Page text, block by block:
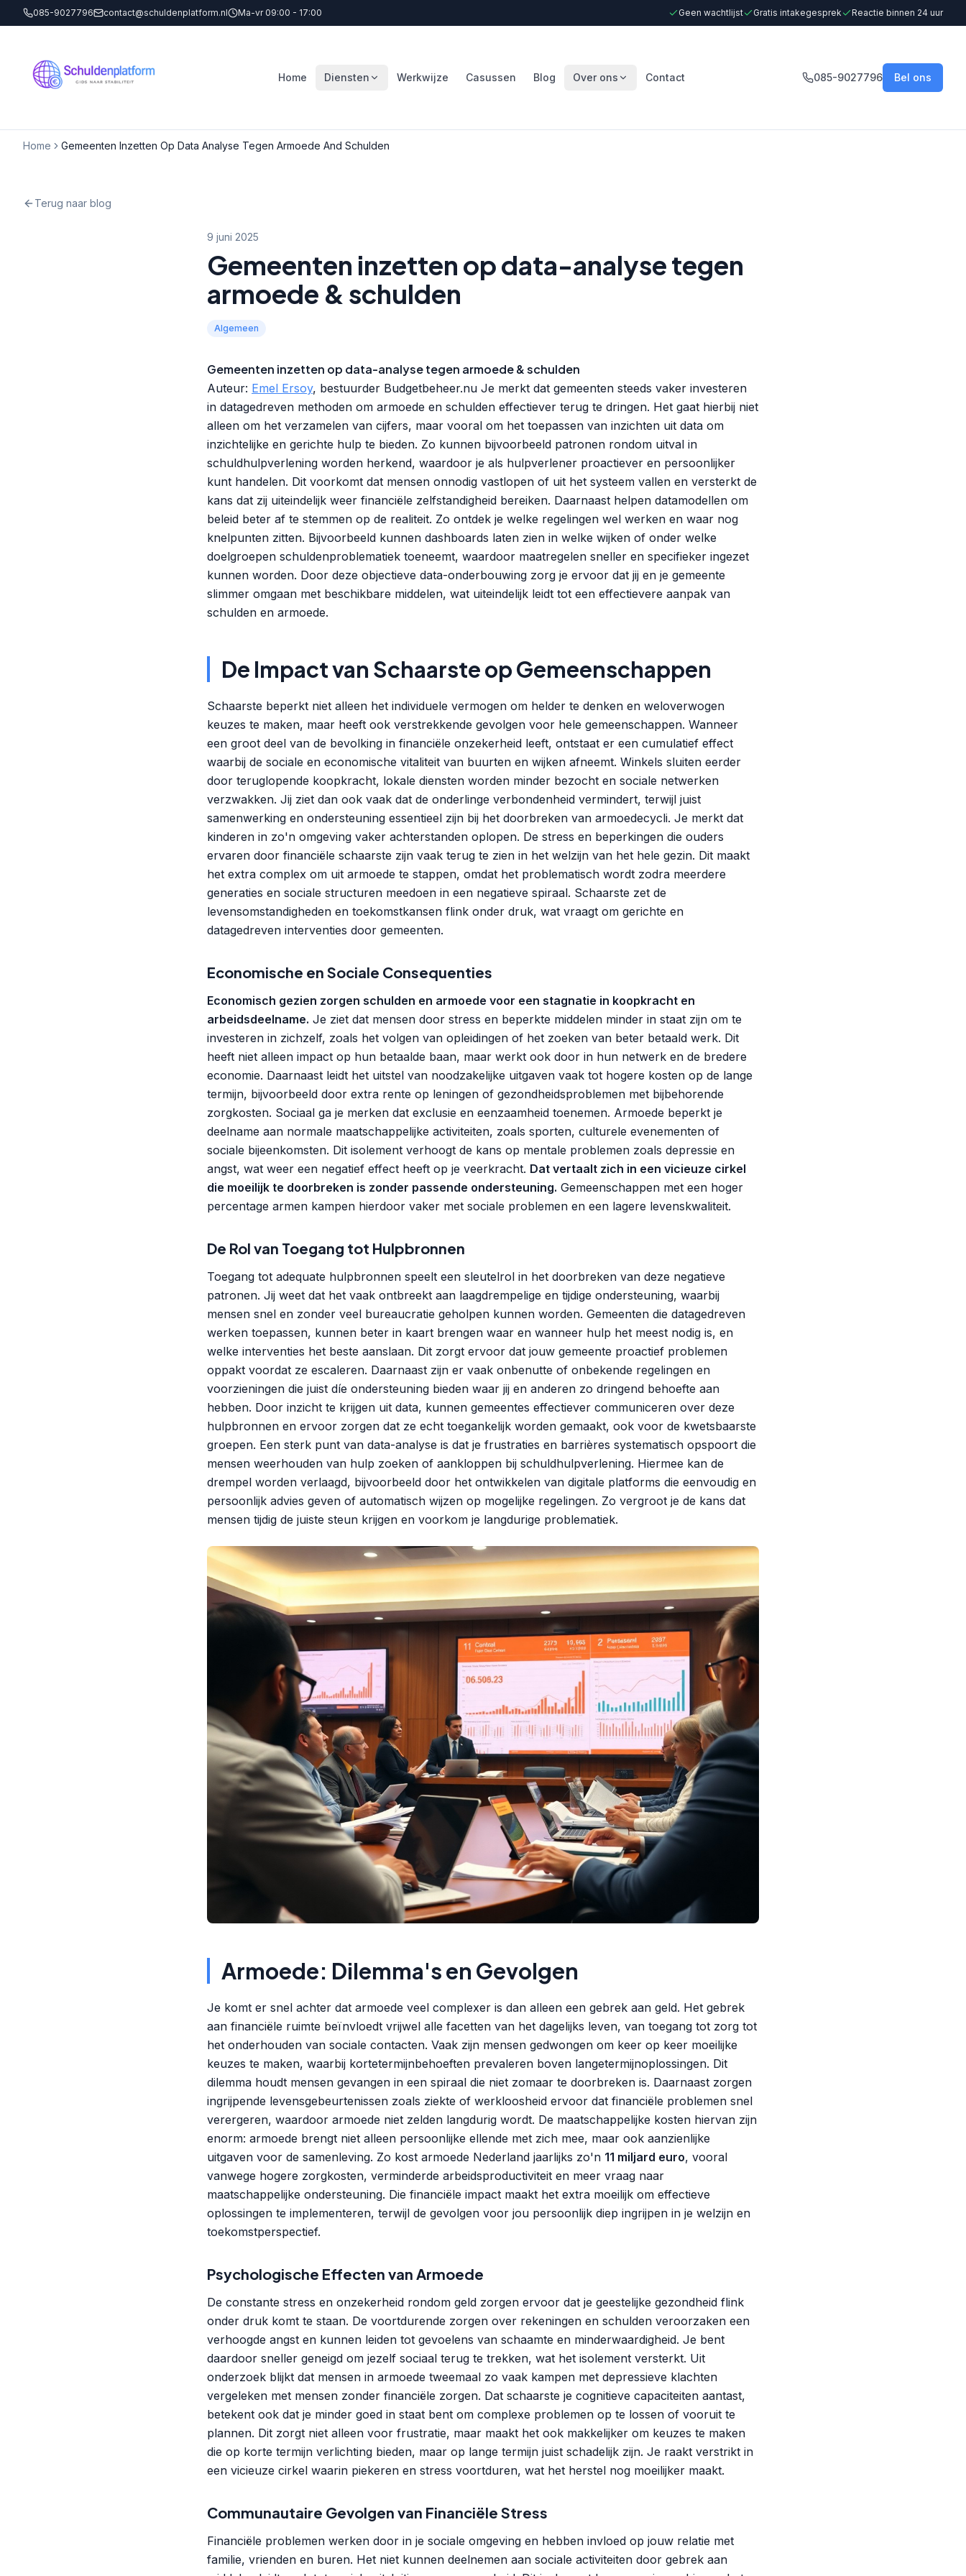
085-9027796 contact@schuldenplatform.nl Ma-vr 09:00 - 17:00 Geen wachtlijst Gratis intakegesprek Reactie binnen 24 uur
Home Diensten Werkwijze Casussen Blog Over ons Contact 085-9027796 Bel ons
Home Gemeenten Inzetten Op Data Analyse Tegen Armoede And Schulden
Terug naar blog
9 juni 2025
Gemeenten inzetten op data-analyse tegen
armoede & schulden
Algemeen
Gemeenten inzetten op data-analyse tegen armoede & schulden
Auteur: Emel Ersoy, bestuurder Budgetbeheer.nu Je merkt dat gemeenten steeds vaker investeren
in datagedreven methoden om armoede en schulden effectiever terug te dringen. Het gaat hierbij niet
alleen om het verzamelen van cijfers, maar vooral om het toepassen van inzichten uit data om
inzichtelijke en gerichte hulp te bieden. Zo kunnen bijvoorbeeld patronen rondom uitval in
schuldhulpverlening worden herkend, waardoor je als hulpverlener proactiever en persoonlijker
kunt handelen. Dit voorkomt dat mensen onnodig vastlopen of uit het systeem vallen en versterkt de
kans dat zij uiteindelijk weer financiële zelfstandigheid bereiken. Daarnaast helpen datamodellen om
beleid beter af te stemmen op de realiteit. Zo ontdek je welke regelingen wel werken en waar nog
knelpunten zitten. Bijvoorbeeld kunnen dashboards laten zien in welke wijken of onder welke
doelgroepen schuldenproblematiek toeneemt, waardoor maatregelen sneller en specifieker ingezet
kunnen worden. Door deze objectieve data-onderbouwing zorg je ervoor dat jij en je gemeente
slimmer omgaan met beschikbare middelen, wat uiteindelijk leidt tot een effectievere aanpak van
schulden en armoede.
De Impact van Schaarste op Gemeenschappen
Schaarste beperkt niet alleen het individuele vermogen om helder te denken en weloverwogen
keuzes te maken, maar heeft ook verstrekkende gevolgen voor hele gemeenschappen. Wanneer
een groot deel van de bevolking in financiële onzekerheid leeft, ontstaat er een cumulatief effect
waarbij de sociale en economische vitaliteit van buurten en wijken afneemt. Winkels sluiten eerder
door teruglopende koopkracht, lokale diensten worden minder bezocht en sociale netwerken
verzwakken. Jij ziet dan ook vaak dat de onderlinge verbondenheid vermindert, terwijl juist
samenwerking en ondersteuning essentieel zijn bij het doorbreken van armoedecycli. Je merkt dat
kinderen in zo'n omgeving vaker achterstanden oplopen. De stress en beperkingen die ouders
ervaren door financiële schaarste zijn vaak terug te zien in het welzijn van het hele gezin. Dit maakt
het extra complex om uit armoede te stappen, omdat het problematisch wordt zodra meerdere
generaties en sociale structuren meedoen in een negatieve spiraal. Schaarste zet de
levensomstandigheden en toekomstkansen flink onder druk, wat vraagt om gerichte en
datagedreven interventies door gemeenten.
Economische en Sociale Consequenties
Economisch gezien zorgen schulden en armoede voor een stagnatie in koopkracht en
arbeidsdeelname. Je ziet dat mensen door stress en beperkte middelen minder in staat zijn om te
investeren in zichzelf, zoals het volgen van opleidingen of het zoeken van beter betaald werk. Dit
heeft niet alleen impact op hun betaalde baan, maar werkt ook door in hun netwerk en de bredere
economie. Daarnaast leidt het uitstel van noodzakelijke uitgaven vaak tot hogere kosten op de lange
termijn, bijvoorbeeld door extra rente op leningen of gezondheidsproblemen met bijbehorende
zorgkosten. Sociaal ga je merken dat exclusie en eenzaamheid toenemen. Armoede beperkt je
deelname aan normale maatschappelijke activiteiten, zoals sporten, culturele evenementen of
sociale bijeenkomsten. Dit isolement verhoogt de kans op mentale problemen zoals depressie en
angst, wat weer een negatief effect heeft op je veerkracht. Dat vertaalt zich in een vicieuze cirkel
die moeilijk te doorbreken is zonder passende ondersteuning. Gemeenschappen met een hoger
percentage armen kampen hierdoor vaker met sociale problemen en een lagere levenskwaliteit.
De Rol van Toegang tot Hulpbronnen
Toegang tot adequate hulpbronnen speelt een sleutelrol in het doorbreken van deze negatieve
patronen. Jij weet dat het vaak ontbreekt aan laagdrempelige en tijdige ondersteuning, waarbij
mensen snel en zonder veel bureaucratie geholpen kunnen worden. Gemeenten die datagedreven
werken toepassen, kunnen beter in kaart brengen waar en wanneer hulp het meest nodig is, en
welke interventies het beste aanslaan. Dit zorgt ervoor dat jouw gemeente proactief problemen
oppakt voordat ze escaleren. Daarnaast zijn er vaak onbenutte of onbekende regelingen en
voorzieningen die juist díe ondersteuning bieden waar jij en anderen zo dringend behoefte aan
hebben. Door inzicht te krijgen uit data, kunnen gemeentes effectiever communiceren over deze
hulpbronnen en ervoor zorgen dat ze echt toegankelijk worden gemaakt, ook voor de kwetsbaarste
groepen. Een sterk punt van data-analyse is dat je frustraties en barrières systematisch opspoort die
mensen weerhouden van hulp zoeken of aankloppen bij schuldhulpverlening. Hiermee kan de
drempel worden verlaagd, bijvoorbeeld door het ontwikkelen van digitale platforms die eenvoudig en
persoonlijk advies geven of automatisch wijzen op mogelijke regelingen. Zo vergroot je de kans dat
mensen tijdig de juiste steun krijgen en voorkom je langdurige problematiek.
Armoede: Dilemma's en Gevolgen
Je komt er snel achter dat armoede veel complexer is dan alleen een gebrek aan geld. Het gebrek
aan financiële ruimte beïnvloedt vrijwel alle facetten van het dagelijks leven, van toegang tot zorg tot
het onderhouden van sociale contacten. Vaak zijn mensen gedwongen om keer op keer moeilijke
keuzes te maken, waarbij kortetermijnbehoeften prevaleren boven langetermijnoplossingen. Dit
dilemma houdt mensen gevangen in een spiraal die niet zomaar te doorbreken is. Daarnaast zorgen
ingrijpende levensgebeurtenissen zoals ziekte of werkloosheid ervoor dat financiële problemen snel
verergeren, waardoor armoede niet zelden langdurig wordt. De maatschappelijke kosten hiervan zijn
enorm: armoede brengt niet alleen persoonlijke ellende met zich mee, maar ook aanzienlijke
uitgaven voor de samenleving. Zo kost armoede Nederland jaarlijks zo'n 11 miljard euro, vooral
vanwege hogere zorgkosten, verminderde arbeidsproductiviteit en meer vraag naar
maatschappelijke ondersteuning. Die financiële impact maakt het extra moeilijk om effectieve
oplossingen te implementeren, terwijl de gevolgen voor jou persoonlijk diep ingrijpen in je welzijn en
toekomstperspectief.
Psychologische Effecten van Armoede
De constante stress en onzekerheid rondom geld zorgen ervoor dat je geestelijke gezondheid flink
onder druk komt te staan. De voortdurende zorgen over rekeningen en schulden veroorzaken een
verhoogde angst en kunnen leiden tot gevoelens van schaamte en minderwaardigheid. Je bent
daardoor sneller geneigd om jezelf sociaal terug te trekken, wat het isolement versterkt. Uit
onderzoek blijkt dat mensen in armoede tweemaal zo vaak kampen met depressieve klachten
vergeleken met mensen zonder financiële zorgen. Dat schaarste je cognitieve capaciteiten aantast,
betekent ook dat je minder goed in staat bent om complexe problemen op te lossen of vooruit te
plannen. Dit zorgt niet alleen voor frustratie, maar maakt het ook makkelijker om keuzes te maken
die op korte termijn verlichting bieden, maar op lange termijn juist schadelijk zijn. Je raakt verstrikt in
een vicieuze cirkel waarin piekeren en stress voortduren, wat het herstel nog moeilijker maakt.
Communautaire Gevolgen van Financiële Stress
Financiële problemen werken door in je sociale omgeving en hebben invloed op jouw relatie met
familie, vrienden en buren. Het niet kunnen deelnemen aan sociale activiteiten door gebrek aan